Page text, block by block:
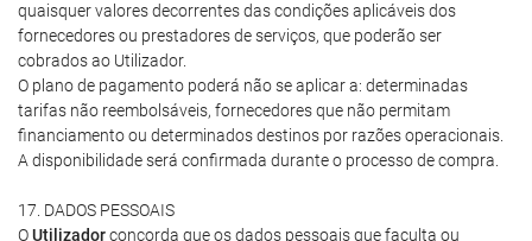
quaisquer valores decorrentes das condições aplicáveis dos
fornecedores ou prestadores de serviços, que poderão ser
cobrados ao Utilizador.
O plano de pagamento poderá não se aplicar a: determinadas
tarifas não reembolsáveis, fornecedores que não permitam
financiamento ou determinados destinos por razões operacionais.
A disponibilidade será confirmada durante o processo de compra.
17. DADOS PESSOAIS
OUtilizadorconcorda que os dados pessoais que faculta ou